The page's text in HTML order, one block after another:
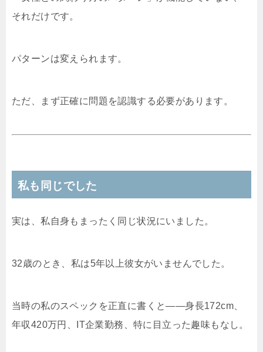
それだけです。
パターンは変えられます。
ただ、まず正確に問題を認識する必要があります。
私も同じでした
実は、私自身もまったく同じ状況にいました。
32歳のとき、私は5年以上彼女がいませんでした。
当時の私のスペックを正直に書くと——身長172cm、
年収420万円、IT企業勤務、特に目立った趣味もなし。